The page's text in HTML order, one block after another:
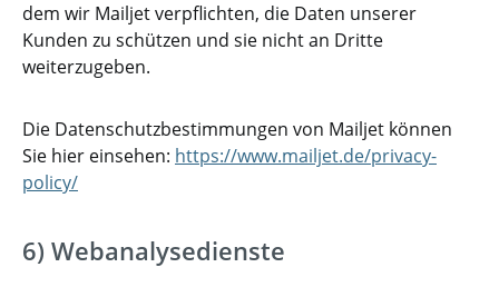
dem wir Mailjet verpflichten, die Daten unserer
Kunden zu schützen und sie nicht an Dritte
weiterzugeben.
Die Datenschutzbestimmungen von Mailjet können
Sie hier einsehen: https://www.mailjet.de/privacy-
policy/
6) Webanalysedienste